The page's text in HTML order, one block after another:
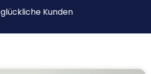
glückliche Kunden